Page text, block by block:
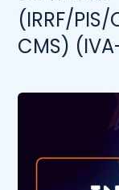
(IRRF/PIS/
CMS)